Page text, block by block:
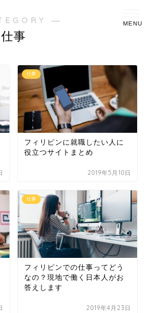
―
仕事
仕事
フィリピンに就職したい人に
役立つサイトまとめ
2019年5月10日
仕事
フィリピンでの仕事ってどう
なの？現地で働く日本人がお
答えします
2019年4月23日